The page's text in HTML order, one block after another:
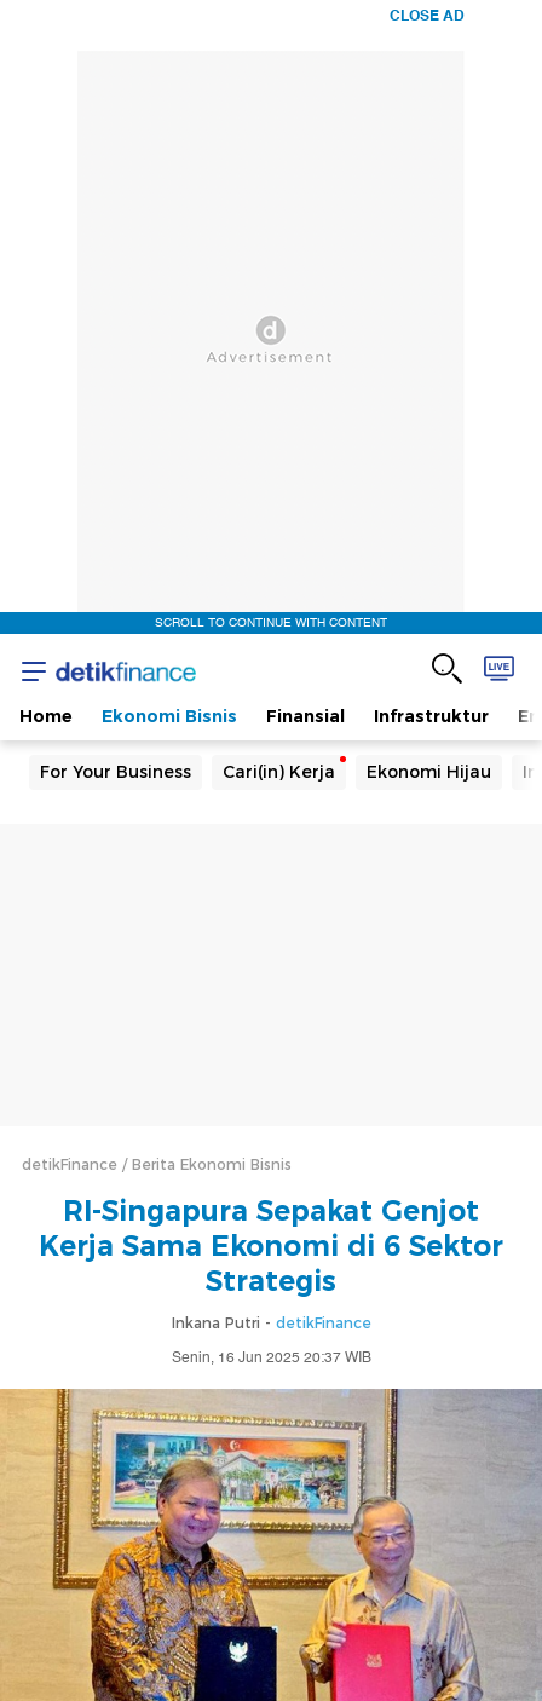
CLOSE AD
SCROLL TO CONTINUE WITH CONTENT
Home Ekonomi Bisnis Finansial Infrastruktur
For Your Business Cari(in) Kerja Ekonomi Hijau
detikFinance Berita Ekonomi Bisnis
RI-Singapura Sepakat Genjot
Kerja Sama Ekonomi di 6 Sektor
Strategis
Inkana Putri - detikFinance
Senin, 16 Jun 2025 20:37 WIB